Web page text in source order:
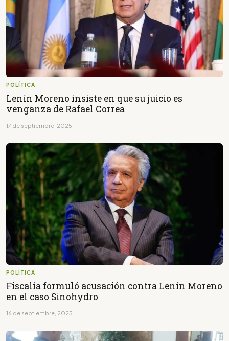
POLÍTICA
Lenín Moreno insiste en que su juicio es
venganza de Rafael Correa
17 de septiembre, 2025
POLÍTICA
Fiscalía formuló acusación contra Lenín Moreno
en el caso Sinohydro
16 de septiembre, 2025